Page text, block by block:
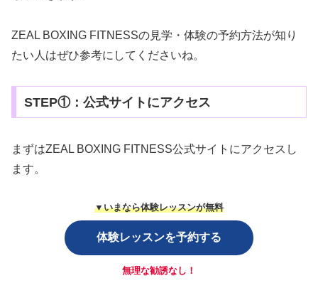
ZEAL BOXING FITNESSの見学・体験の予約方法が知り
たい人はぜひ参考にしてくださいね。
STEP①：公式サイトにアクセス
まずはZEAL BOXING FITNESS公式サイトにアクセスし
ます。
▼いまなら体験レッスンが無料
体験レッスンを予約する
無理な勧誘なし！